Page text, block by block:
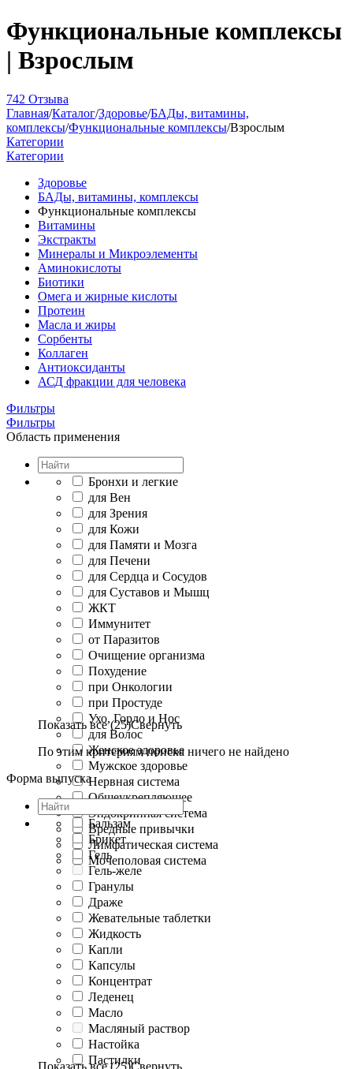
Функциональные комплексы
| Взрослым
742 Отзыва
Главная/Каталог/Здоровье/БАДы, витамины,
комплексы/Функциональные комплексы/Взрослым
Категории
Категории
Здоровье
БАДы, витамины, комплексы
Функциональные комплексы
Витамины
Экстракты
Минералы и Микроэлементы
Аминокислоты
Биотики
Омега и жирные кислоты
Протеин
Масла и жиры
Сорбенты
Коллаген
Антиоксиданты
АСД фракции для человека
Фильтры
Фильтры
Область применения
Бронхи и легкие
для Вен
для Зрения
для Кожи
для Памяти и Мозга
для Печени
для Сердца и Сосудов
для Суставов и Мышц
ЖКТ
Иммунитет
от Паразитов
Очищение организма
Похудение
при Онкологии
при Простуде
Ухо, Горло и Нос
для Волос
Женское здоровье
Мужское здоровье
Нервная система
Общеукрепляющее
Эндокринная система
Вредные привычки
Лимфатическая система
Мочеполовая система
Показать все (25)Свернуть
По этим критериям поиска ничего не найдено
Форма выпуска
Бальзам
Брикет
Гель
Гель-желе
Гранулы
Драже
Жевательные таблетки
Жидкость
Капли
Капсулы
Концентрат
Леденец
Масло
Масляный раствор
Настойка
Пастилки
Показать все (25)Свернуть